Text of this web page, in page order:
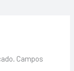
Campos